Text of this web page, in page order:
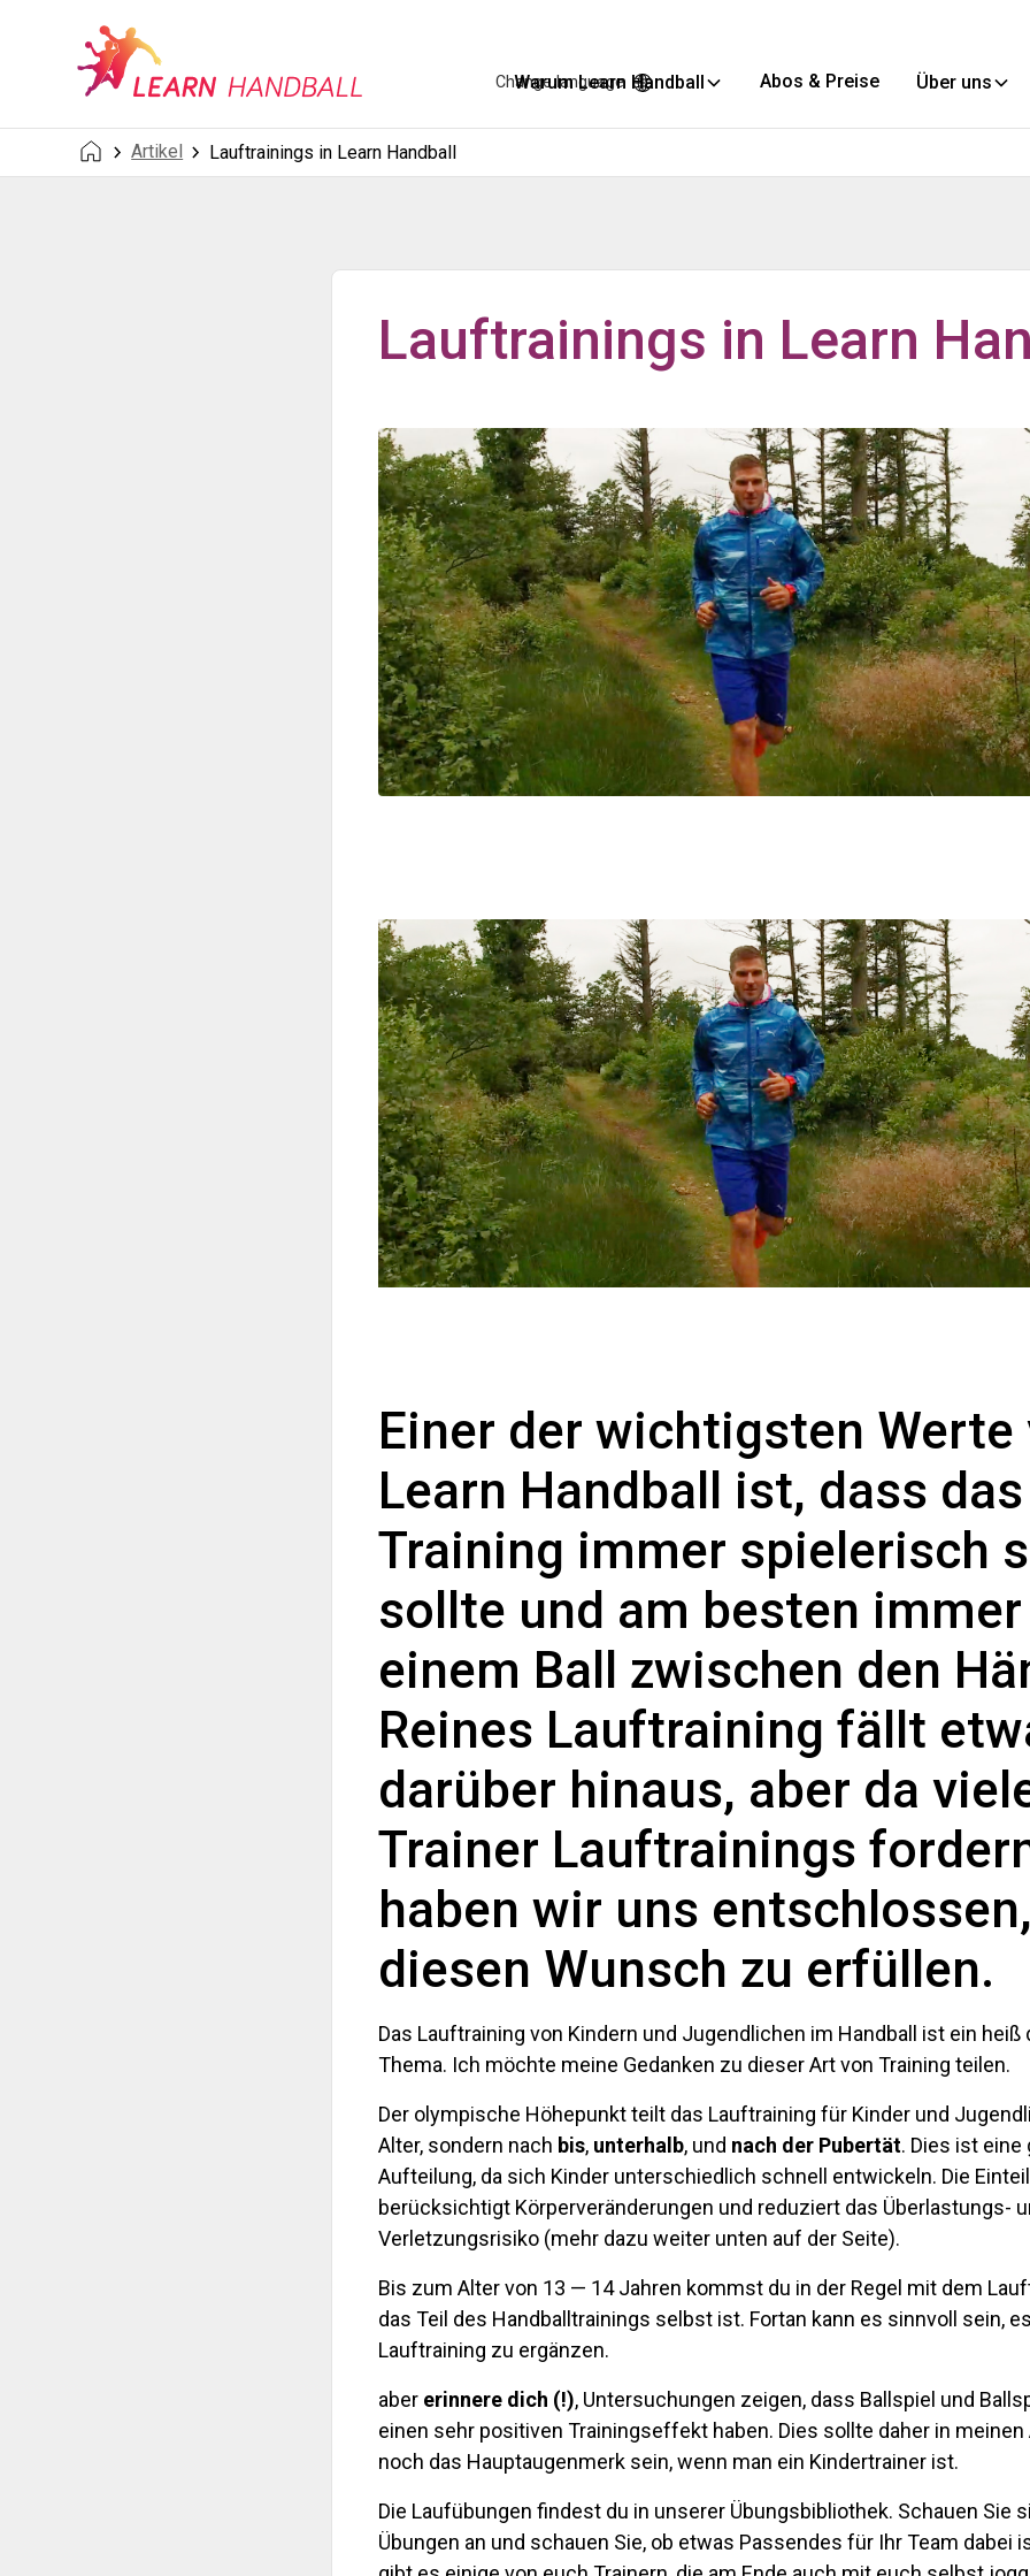
Warum Learn Handball Abos & Preise Über uns
Change language
Artikel Lauftrainings in Learn Handball
Lauftrainings in Learn
Einer der wichtigsten Werte
Learn Handball ist, dass das
Training immer spielerisch
sollte und am besten
einem Ball zwischen den
Reines Lauftraining fällt
darüber hinaus, aber da
Trainer Lauftrainings
haben wir uns
diesen Wunsch zu erfüllen.
Das Lauftraining von Kindern und Jugendlichen im Handball ist ein
Thema. Ich möchte meine Gedanken zu dieser Art von Training teilen.
Der olympische Höhepunkt teilt das Lauftraining für Kinder und
Alter, sondern nach bis, unterhalb, und nach der Pubertät. Dies ist eine
Aufteilung, da sich Kinder unterschiedlich schnell entwickeln. Die
berücksichtigt Körperveränderungen und reduziert das Überlastungs-
Verletzungsrisiko (mehr dazu weiter unten auf der Seite).
Bis zum Alter von 13 — 14 Jahren kommst du in der Regel mit dem
das Teil des Handballtrainings selbst ist. Fortan kann es sinnvoll sein,
Lauftraining zu ergänzen.
aber erinnere dich (!), Untersuchungen zeigen, dass Ballspiel und
einen sehr positiven Trainingseffekt haben. Dies sollte daher in
noch das Hauptaugenmerk sein, wenn man ein Kindertrainer ist.
Die Laufübungen findest du in unserer Übungsbibliothek. Schauen Sie
Übungen an und schauen Sie, ob etwas Passendes für Ihr Team dabei